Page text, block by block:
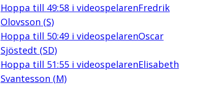
Hoppa till 49:58i videospelarenFredrik
Olovsson (S)
Hoppa till 50:49i videospelarenOscar
Sjöstedt (SD)
Hoppa till 51:55i videospelarenElisabeth
Svantesson (M)